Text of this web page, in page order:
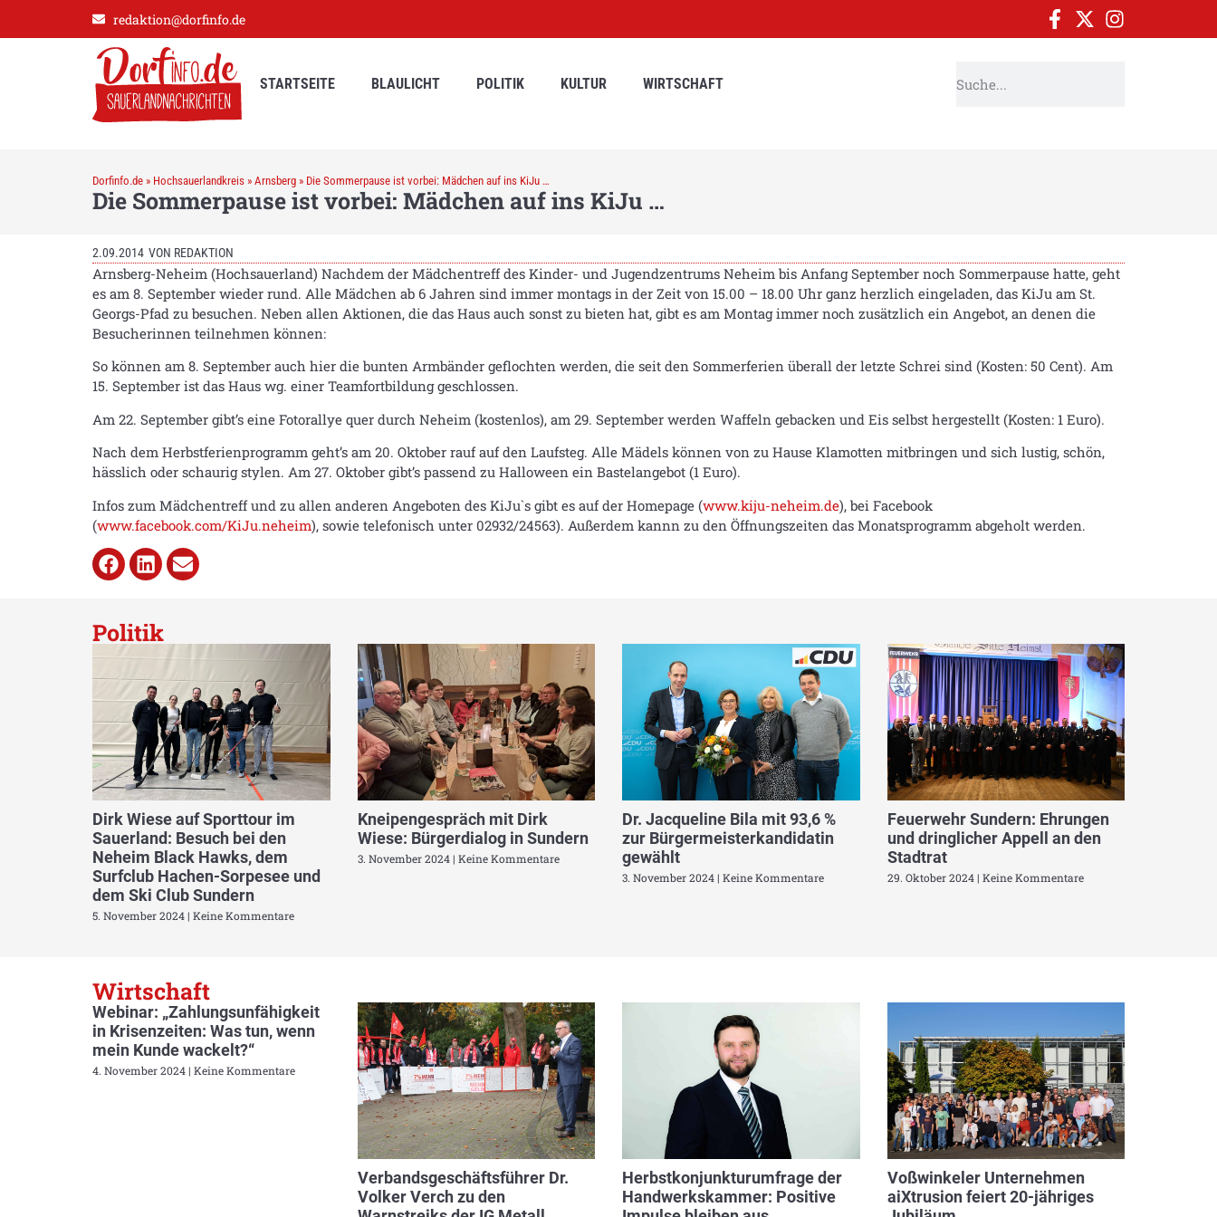
redaktion@dorfinfo.de
STARTSEITE BLAULICHT POLITIK KULTUR WIRTSCHAFT
Dorfinfo.de » Hochsauerlandkreis » Arnsberg » Die Sommerpause ist vorbei: Mädchen auf ins KiJu …
Die Sommerpause ist vorbei: Mädchen auf ins KiJu …
2.09.2014 VON REDAKTION
Arnsberg-Neheim (Hochsauerland) Nachdem der Mädchentreff des Kinder- und Jugendzentrums Neheim bis Anfang September noch Sommerpause hatte, geht
es am 8. September wieder rund. Alle Mädchen ab 6 Jahren sind immer montags in der Zeit von 15.00 – 18.00 Uhr ganz herzlich eingeladen, das KiJu am St.
Georgs-Pfad zu besuchen. Neben allen Aktionen, die das Haus auch sonst zu bieten hat, gibt es am Montag immer noch zusätzlich ein Angebot, an denen die
Besucherinnen teilnehmen können:
So können am 8. September auch hier die bunten Armbänder geflochten werden, die seit den Sommerferien überall der letzte Schrei sind (Kosten: 50 Cent). Am
15. September ist das Haus wg. einer Teamfortbildung geschlossen.
Am 22. September gibt’s eine Fotorallye quer durch Neheim (kostenlos), am 29. September werden Waffeln gebacken und Eis selbst hergestellt (Kosten: 1 Euro).
Nach dem Herbstferienprogramm geht’s am 20. Oktober rauf auf den Laufsteg. Alle Mädels können von zu Hause Klamotten mitbringen und sich lustig, schön,
hässlich oder schaurig stylen. Am 27. Oktober gibt’s passend zu Halloween ein Bastelangebot (1 Euro).
Infos zum Mädchentreff und zu allen anderen Angeboten des KiJu`s gibt es auf der Homepage (www.kiju-neheim.de), bei Facebook
(www.facebook.com/KiJu.neheim), sowie telefonisch unter 02932/24563). Außerdem kannn zu den Öffnungszeiten das Monatsprogramm abgeholt werden.
Politik
Dirk Wiese auf Sporttour im
Sauerland: Besuch bei den
Neheim Black Hawks, dem
Surfclub Hachen-Sorpesee und
dem Ski Club Sundern
5. November 2024 Keine Kommentare
Kneipengespräch mit Dirk
Wiese: Bürgerdialog in Sundern
3. November 2024 Keine Kommentare
Dr. Jacqueline Bila mit 93,6 %
zur Bürgermeisterkandidatin
gewählt
3. November 2024 Keine Kommentare
Feuerwehr Sundern: Ehrungen
und dringlicher Appell an den
Stadtrat
29. Oktober 2024 Keine Kommentare
Wirtschaft
Webinar: „Zahlungsunfähigkeit
in Krisenzeiten: Was tun, wenn
mein Kunde wackelt?“
4. November 2024 Keine Kommentare
Verbandsgeschäftsführer Dr.
Volker Verch zu den
Herbstkonjunkturumfrage der
Handwerkskammer: Positive
Voßwinkeler Unternehmen
aiXtrusion feiert 20-jähriges